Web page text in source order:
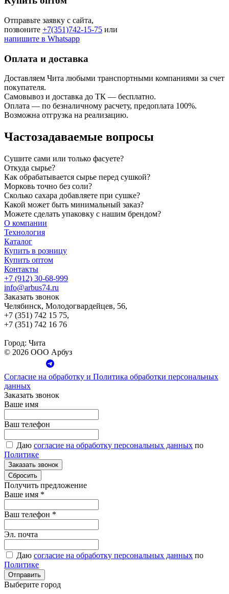
Отправьте заявку с сайта,
позвоните +7(351)742-15-75 или
напишите в Whatsapp
Оплата и доставка
Доставляем Чита любыми транспортными компаниями за счет
покупателя.
Самовывоз и доставка до ТК — бесплатно.
Оплата — по безналичному расчету, предоплата 100%.
Возможна отгрузка на реализацию.
Частозадаваемые вопросы
Сушите сами или только фасуете?
Откуда сырье?
Как обрабатывается сырье перед сушкой?
Морковь точно без соли?
Сколько сахара добавляете при сушке?
Какой может быть минимальный заказ?
Можете сделать упаковку с нашим брендом?
О компании
Технология
Каталог
Купить в розницу
Купить оптом
Контакты
+7 (912) 30-68-999
info@arbus74.ru
Заказать звонок
Челябинск, Молодогвардейцев, 56,
+7 (351) 742 15 75,
+7 (351) 742 16 76
Город: Чита
© 2026 ООО Арбуз
Согласие на обработку и Политика обработки персональных
данных
Заказать звонок
Ваше имя
Ваш телефон
Даю согласие на обработку персональных данных по
Политике
Получить предложение
Ваше имя *
Ваш телефон *
Эл. почта
Даю согласие на обработку персональных данных по
Политике
Выберите город